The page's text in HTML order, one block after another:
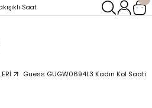
Guess GUGW0694L3 Kadın Kol Saati